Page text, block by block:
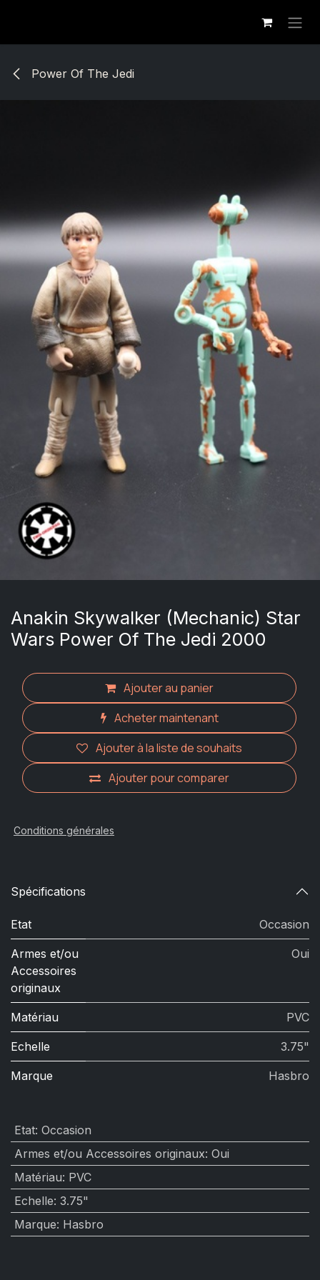
Power Of The Jedi
Anakin Skywalker (Mechanic) Star
Wars Power Of The Jedi 2000
Ajouter au panier
Acheter maintenant
Ajouter pour comparer
Ajouter à la liste de souhaits
Conditions générales
Spécifications
Etat Occasion
Armes et/ou
Accessoires
originaux
Oui
Matériau PVC
Echelle 3.75"
Marque Hasbro
Etat: Occasion
Armes et/ou Accessoires originaux: Oui
Matériau: PVC
Echelle: 3.75"
Marque: Hasbro